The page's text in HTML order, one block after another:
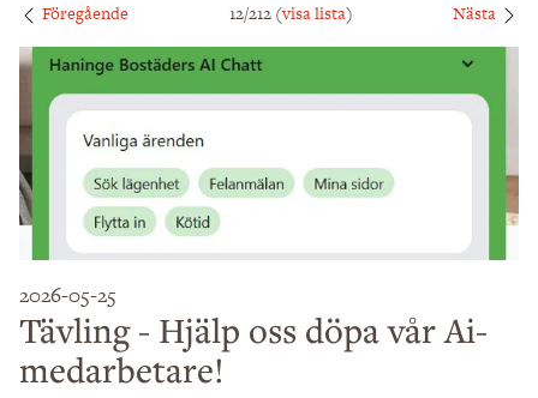
Föregående 12/212 (visa lista) Nästa
2026-05-25
Tävling - Hjälp oss döpa vår Ai-
medarbetare!